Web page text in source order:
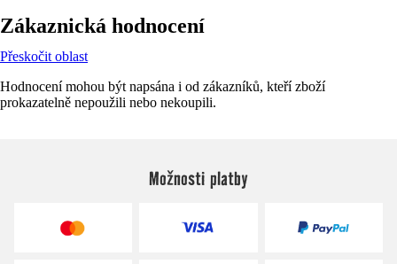
Zákaznická hodnocení
Přeskočit oblast
Hodnocení mohou být napsána i od zákazníků, kteří zboží
prokazatelně nepoužili nebo nekoupili.
Možnosti platby